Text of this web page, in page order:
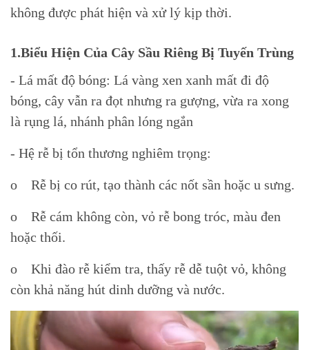
không được phát hiện và xử lý kịp thời.
1.Biểu Hiện Của Cây Sầu Riêng Bị Tuyến Trùng
- Lá mất độ bóng: Lá vàng xen xanh mất đi độ
bóng, cây vẫn ra đọt nhưng ra gượng, vừa ra xong
là rụng lá, nhánh phân lóng ngắn
- Hệ rễ bị tổn thương nghiêm trọng:
o Rễ bị co rút, tạo thành các nốt sần hoặc u sưng.
o Rễ cám không còn, vỏ rễ bong tróc, màu đen
hoặc thối.
o Khi đào rễ kiểm tra, thấy rễ dễ tuột vỏ, không
còn khả năng hút dinh dưỡng và nước.